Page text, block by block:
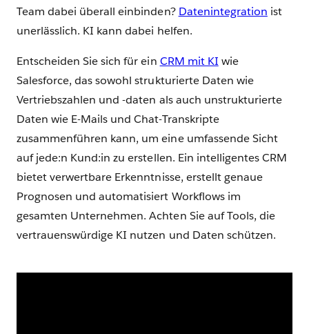
Team dabei überall einbinden? Datenintegration ist
unerlässlich. KI kann dabei helfen.
Entscheiden Sie sich für ein CRM mit KI wie
Salesforce, das sowohl strukturierte Daten wie
Vertriebszahlen und -daten als auch unstrukturierte
Daten wie E-Mails und Chat-Transkripte
zusammenführen kann, um eine umfassende Sicht
auf jede:n Kund:in zu erstellen. Ein intelligentes CRM
bietet verwertbare Erkenntnisse, erstellt genaue
Prognosen und automatisiert Workflows im
gesamten Unternehmen. Achten Sie auf Tools, die
vertrauenswürdige KI nutzen und Daten schützen.